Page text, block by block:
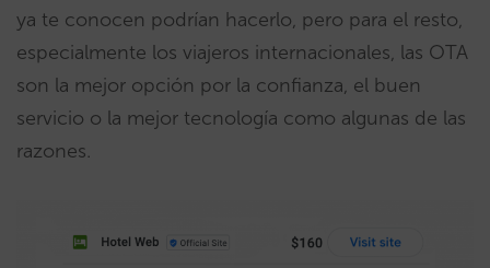
ya te conocen podrían hacerlo, pero para el resto,
especialmente los viajeros internacionales, las OTA
son la mejor opción por la confianza, el buen
servicio o la mejor tecnología como algunas de las
razones.